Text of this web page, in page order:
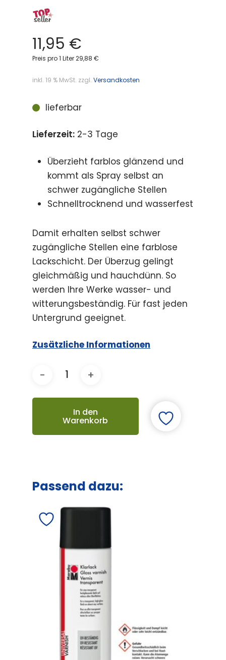
11,95 €
Preis pro 1 Liter 29,88 €
inkl. 19 % MwSt. zzgl. Versandkosten
lieferbar
Lieferzeit: 2-3 Tage
Überzieht farblos glänzend und
kommt als Spray selbst an
schwer zugängliche Stellen
Schnelltrocknend und wasserfest
Damit erhalten selbst schwer
zugängliche Stellen eine farblose
Lackschicht. Der Überzug gelingt
gleichmäßig und hauchdünn. So
werden Ihre Werke wasser- und
witterungsbeständig. Für fast jeden
Untergrund geeignet.
Zusätzliche Informationen
In den
Warenkorb
Passend dazu: